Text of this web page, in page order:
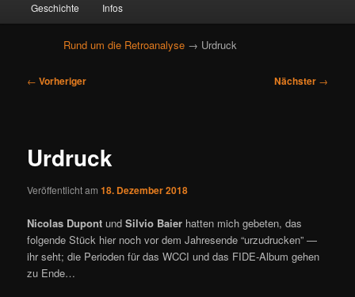
primären
Inhalt
springen
sekundären
Inhalt
springen
Geschichte Infos
Rund um die Retroanalyse → Urdruck
B
a
s
a
v
i
g
← Vorheriger Nächster →
Urdruck
Veröffentlicht am18. Dezember 2018
Nicolas Dupont undSilvio Baier hatten mich gebeten, das
folgende Stück hier noch vor dem Jahresende “urzudrucken” —
ihr seht; die Perioden für das WCCI und das FIDE-Album gehen
zu Ende…